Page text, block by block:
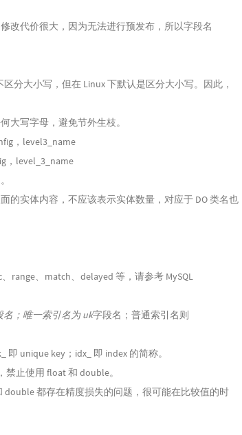
改代价很大，因为无法进行预发布，所以字段名
区分大小写，但在 Linux 下默认是区分大小写。因此，
大写字母，避免节外生枝。
，level3_name
，level_3_name
的实体内容，不应该表示实体数量，对应于 DO 类名也
range、match、delayed 等，请参考 MySQL
名；唯一索引名为 uk字段名；普通索引名则
unique key；idx_ 即 index 的简称。
禁止使用 float 和 double。
都存在精度损失的问题，很可能在比较值的时